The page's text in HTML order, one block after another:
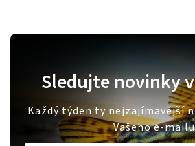
Sledujte novinky
Každý týden ty nejzajímavější
Vašeho e-mailu